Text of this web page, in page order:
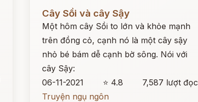
Cây Sồi và cây Sậy
Một hôm cây Sồi to lớn và khỏe mạnh
trên đồng cỏ, cạnh nó là một cây sậy
nhỏ bé bám dễ cạnh bờ sông. Nói với
cây Sậy:
06-11-2021
⭐ 4.8
7,587 lượt đọc
Truyện ngụ ngôn